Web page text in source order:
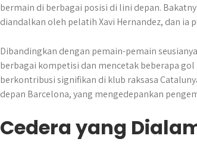
bermain di berbagai posisi di lini depan.
diandalkan oleh pelatih Xavi Hernandez, dan
Dibandingkan dengan pemain-pemain
berbagai kompetisi dan mencetak beberapa
berkontribusi signifikan di klub raksasa
depan Barcelona, yang mengedepankan
Cedera yang